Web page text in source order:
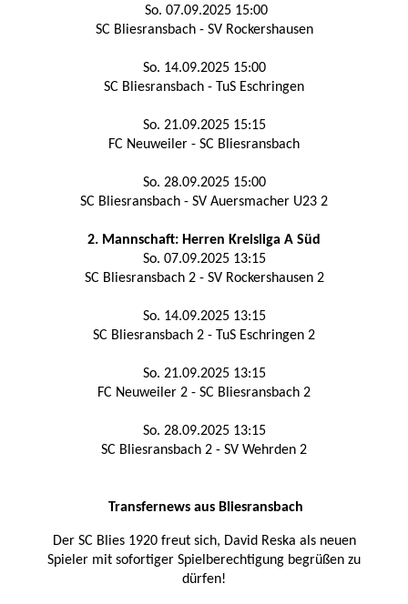
So. 07.09.2025 15:00
SC Bliesransbach - SV Rockershausen
So. 14.09.2025 15:00
SC Bliesransbach - TuS Eschringen
So. 21.09.2025 15:15
FC Neuweiler - SC Bliesransbach
So. 28.09.2025 15:00
SC Bliesransbach - SV Auersmacher U23 2
2. Mannschaft: Herren Kreisliga A Süd
So. 07.09.2025 13:15
SC Bliesransbach 2 - SV Rockershausen 2
So. 14.09.2025 13:15
SC Bliesransbach 2 - TuS Eschringen 2
So. 21.09.2025 13:15
FC Neuweiler 2 - SC Bliesransbach 2
So. 28.09.2025 13:15
SC Bliesransbach 2 - SV Wehrden 2
Transfernews aus Bliesransbach
Der SC Blies 1920 freut sich, David Reska als neuen
Spieler mit sofortiger Spielberechtigung begrüßen zu
dürfen!